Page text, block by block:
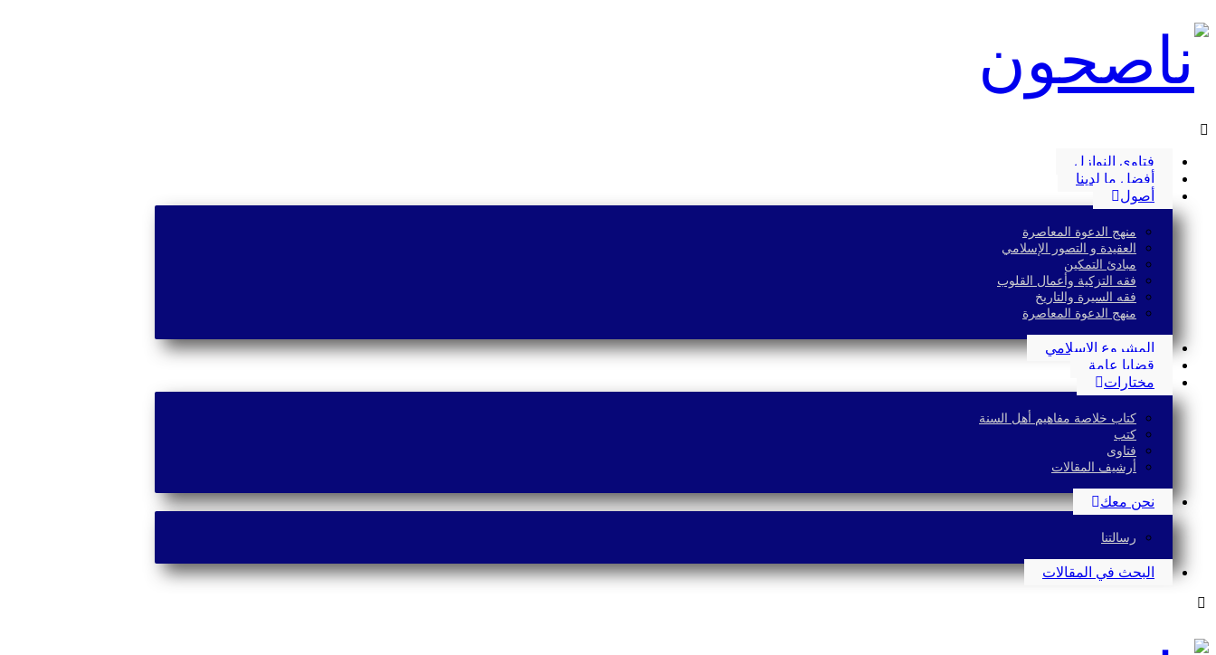
فتاوى النوازل
أفضل ما لدينا
أصول
منهج الدعوة المعاصرة
العقيدة و التصور الإسلامي
مبادئ التمكين
فقه التزكية وأعمال القلوب
فقه السيرة والتاريخ
منهج الدعوة المعاصرة
المشروع الإسلامي
قضايا عامة
مختارات
كتاب خلاصة مفاهيم أهل السنة
كتب
فتاوى
أرشيف المقالات
نحن معك
رسالتنا
البحث في المقالات